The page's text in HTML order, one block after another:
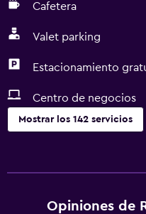
Cafetera
Valet parking
Estacionamiento
Centro de negocios
Mostrar los 142 servicios
Centro de negocios
Servicio de despertador
Opiniones de